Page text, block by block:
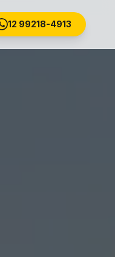
12 99218-4913